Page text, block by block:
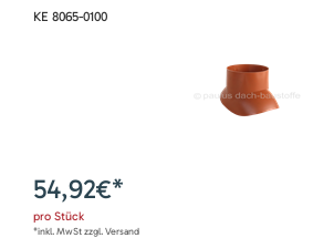
KE 8065-0100
54,92€*
pro Stück
*inkl. MwSt zzgl. Versand